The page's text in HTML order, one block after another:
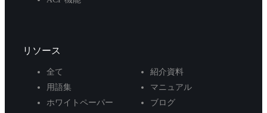
リソース
全て
紹介資料
用語集
マニュアル
ホワイトペーパー
ブログ